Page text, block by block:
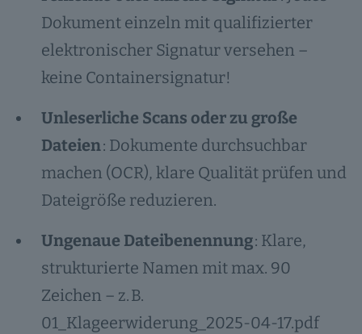
Dokument einzeln mit qualifizierter
elektronischer Signatur versehen –
keine Containersignatur!
Unleserliche Scans oder zu große
Dateien: Dokumente durchsuchbar
machen (OCR), klare Qualität prüfen und
Dateigröße reduzieren.
Ungenaue Dateibenennung: Klare,
strukturierte Namen mit max. 90
Zeichen – z. B.
01_Klageerwiderung_2025-04-17.pdf